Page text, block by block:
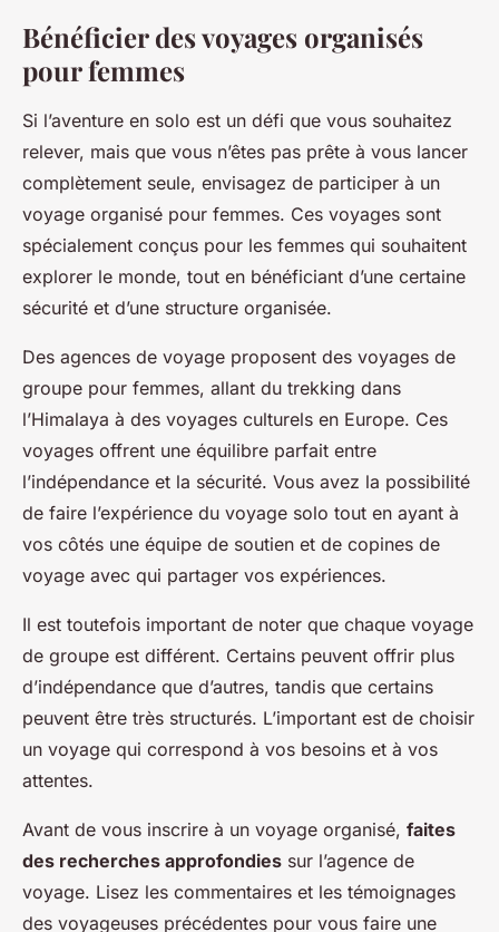
Bénéficier des voyages organisés
pour femmes
Si l’aventure en solo est un défi que vous souhaitez
relever, mais que vous n’êtes pas prête à vous lancer
complètement seule, envisagez de participer à un
voyage organisé pour femmes. Ces voyages sont
spécialement conçus pour les femmes qui souhaitent
explorer le monde, tout en bénéficiant d’une certaine
sécurité et d’une structure organisée.
Des agences de voyage proposent des voyages de
groupe pour femmes, allant du trekking dans
l’Himalaya à des voyages culturels en Europe. Ces
voyages offrent une équilibre parfait entre
l’indépendance et la sécurité. Vous avez la possibilité
de faire l’expérience du voyage solo tout en ayant à
vos côtés une équipe de soutien et de copines de
voyage avec qui partager vos expériences.
Il est toutefois important de noter que chaque voyage
de groupe est différent. Certains peuvent offrir plus
d’indépendance que d’autres, tandis que certains
peuvent être très structurés. L’important est de choisir
un voyage qui correspond à vos besoins et à vos
attentes.
Avant de vous inscrire à un voyage organisé, faites
des recherches approfondies sur l’agence de
voyage. Lisez les commentaires et les témoignages
des voyageuses précédentes pour vous faire une